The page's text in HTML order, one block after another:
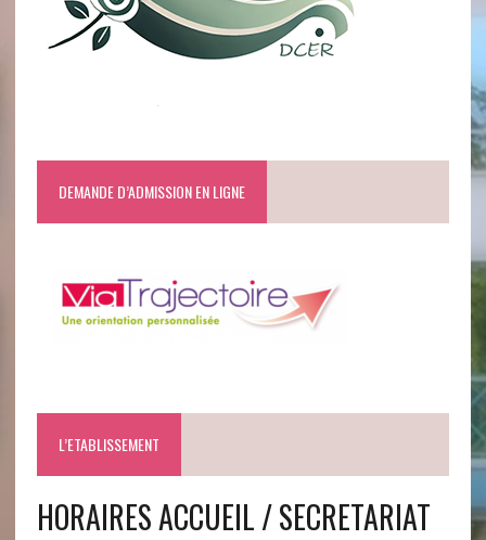
DEMANDE D’ADMISSION EN LIGNE
L’ETABLISSEMENT
HORAIRES ACCUEIL / SECRETARIAT